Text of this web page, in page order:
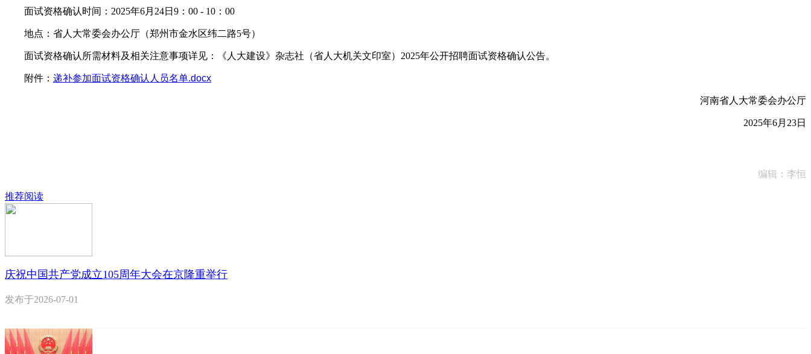
面试资格确认时间：2025年6月24日9：00 - 10：00
地点：省人大常委会办公厅（郑州市金水区纬二路5号）
面试资格确认所需材料及相关注意事项详见：《人大建设》杂志社（省人大机关文印室）2025年公开招聘面试资格确认公告。
附件： 递补参加面试资格确认人员名单.docx
河南省人大常委会办公厅
2025年6月23日
编辑：李恒
推荐阅读
庆祝中国共产党成立105周年大会在京隆重举行
发布于2026-07-01